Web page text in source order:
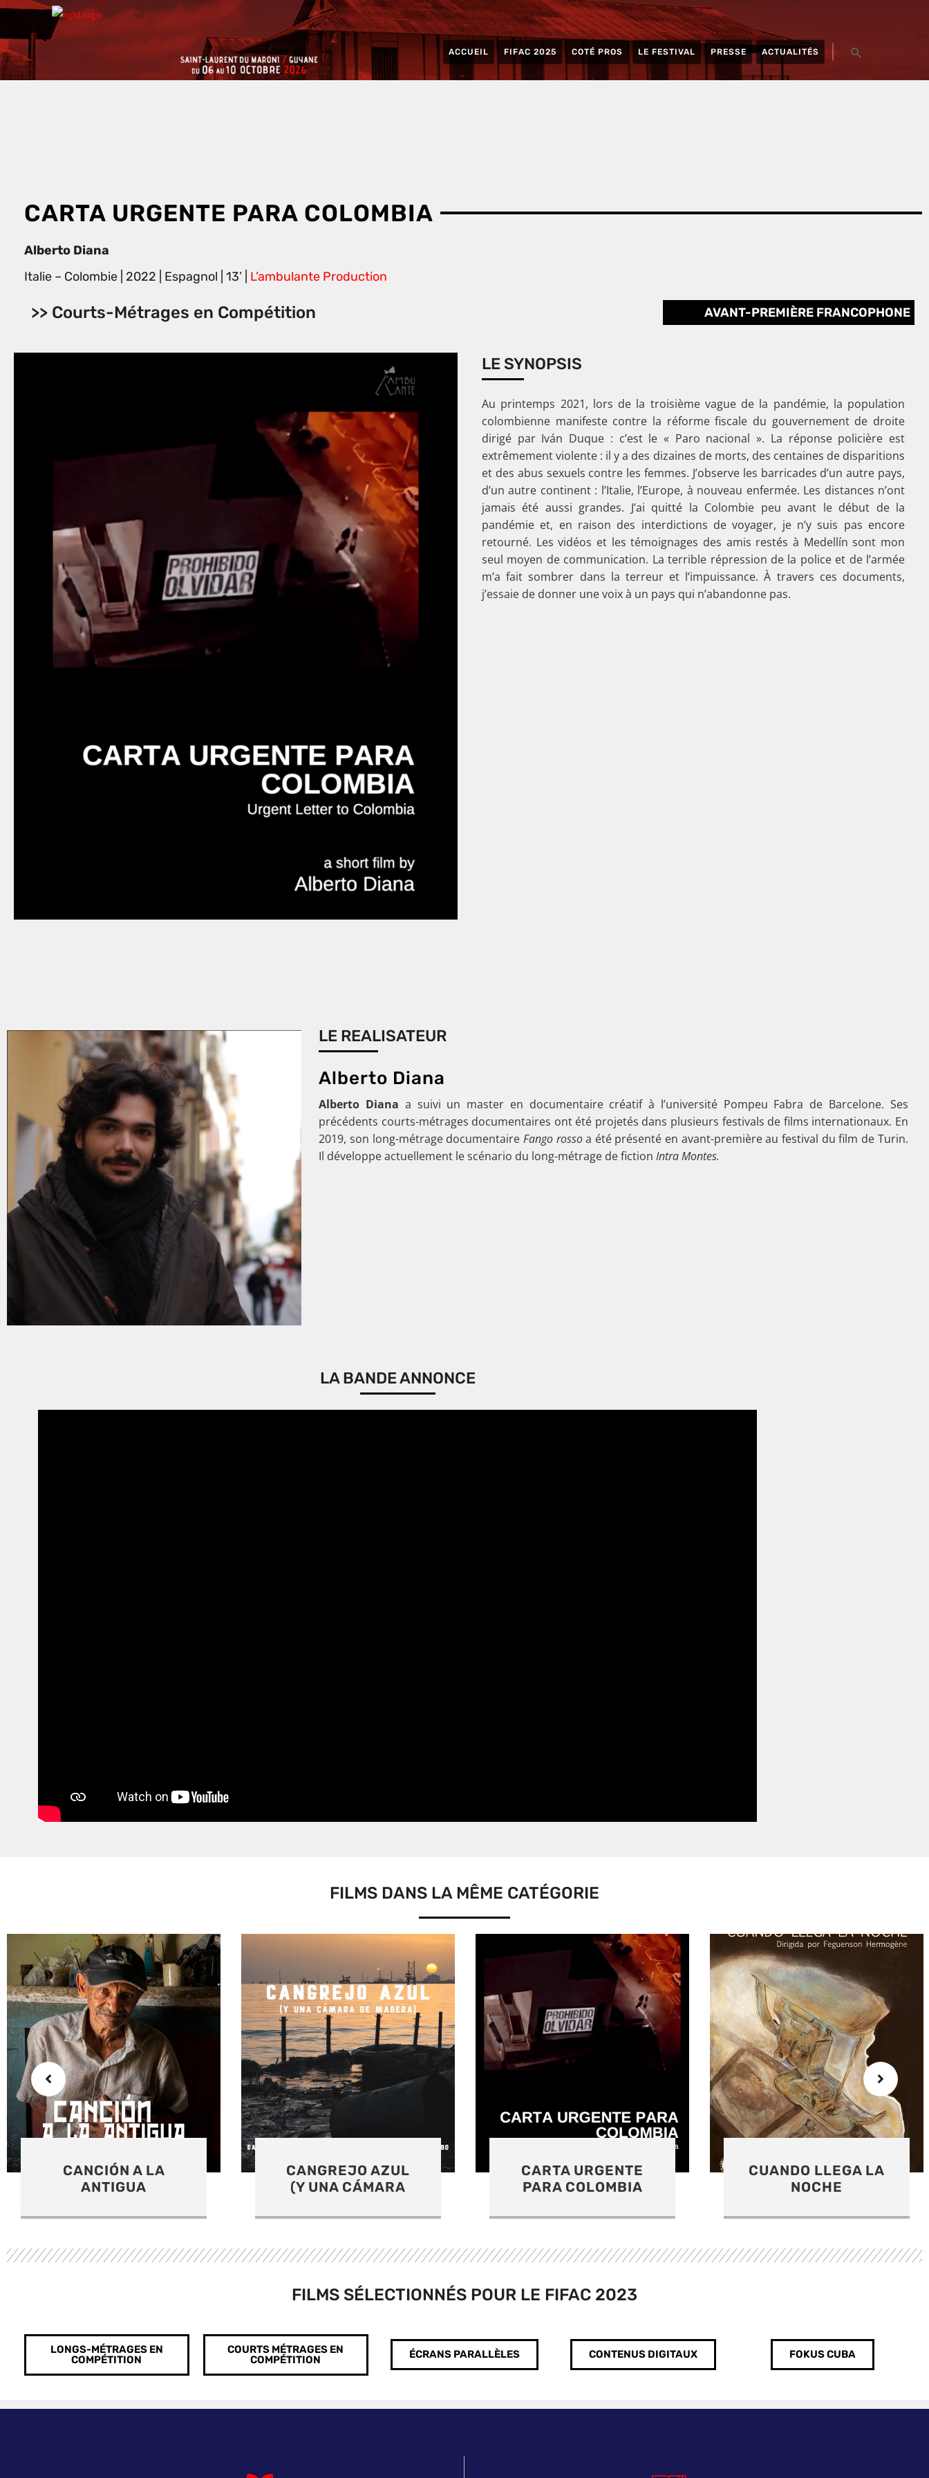
ACCUEIL FIFAC 2025 COTÉ PROS LE FESTIVAL PRESSE ACTUALITÉS
CARTA URGENTE PARA COLOMBIA
Alberto Diana
Italie – Colombie | 2022 | Espagnol | 13’ | L’ambulante Production
>> Courts-Métrages en Compétition AVANT-PREMIÈRE FRANCOPHONE
LE SYNOPSIS
Au printemps 2021, lors de la troisième vague de la pandémie, la population
colombienne manifeste contre la réforme fiscale du gouvernement de droite
dirigé par Iván Duque : c’est le « Paro nacional ». La réponse policière est
extrêmement violente : il y a des dizaines de morts, des centaines de disparitions
et des abus sexuels contre les femmes. J’observe les barricades d’un autre pays,
d’un autre continent : l’Italie, l’Europe, à nouveau enfermée. Les distances n’ont
jamais été aussi grandes. J’ai quitté la Colombie peu avant le début de la
pandémie et, en raison des interdictions de voyager, je n’y suis pas encore
retourné. Les vidéos et les témoignages des amis restés à Medellín sont mon
seul moyen de communication. La terrible répression de la police et de l’armée
m’a fait sombrer dans la terreur et l’impuissance. À travers ces documents,
j’essaie de donner une voix à un pays qui n’abandonne pas.
LE REALISATEUR
Alberto Diana
Alberto Diana a suivi un master en documentaire créatif à l’université Pompeu Fabra de Barcelone. Ses
précédents courts-métrages documentaires ont été projetés dans plusieurs festivals de films internationaux. En
2019, son long-métrage documentaire Fango rossoa été présenté en avant-première au festival du film de Turin.
Il développe actuellement le scénario du long-métrage de fictionIntra Montes.
LA BANDE ANNONCE
FILMS DANS LA MÊME CATÉGORIE
CANGREJO AZUL
(Y UNA CÁMARA
CARTA URGENTE
PARA COLOMBIA
CUANDO LLEGA LA
NOCHE
EL PESO DE LA
QUIETUD
FILMS SÉLECTIONNÉS POUR LE FIFAC 2023
LONGS-MÉTRAGES EN
COMPÉTITION
COURTS MÉTRAGES EN
COMPÉTITION
ÉCRANS PARALLÈLES CONTENUS DIGITAUX FOKUS CUBA